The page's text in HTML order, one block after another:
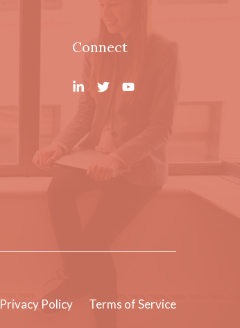
Connect
Privacy Policy Terms of Service